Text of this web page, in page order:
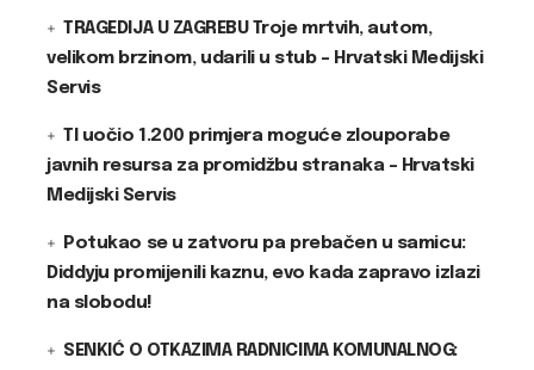
TRAGEDIJA U ZAGREBU Troje mrtvih, autom,
velikom brzinom, udarili u stub – Hrvatski Medijski
Servis
TI uočio 1.200 primjera moguće zlouporabe
javnih resursa za promidžbu stranaka – Hrvatski
Medijski Servis
Potukao se u zatvoru pa prebačen u samicu:
Diddyju promijenili kaznu, evo kada zapravo izlazi
na slobodu!
SENKIĆ O OTKAZIMA RADNICIMA KOMUNALNOG: